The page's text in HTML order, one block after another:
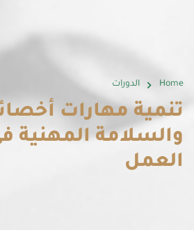
Home الدورات
تنمية مهارات
والسلامة المهنية
العمل